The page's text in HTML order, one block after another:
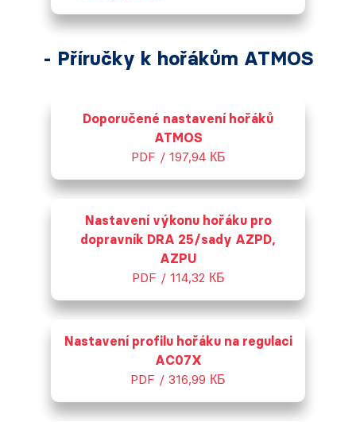
- Příručky k hořákům ATMOS
Doporučené nastavení hořáků
ATMOS
PDF / 197,94 КБ
Nastavení výkonu hořáku pro
dopravník DRA 25/sady AZPD,
AZPU
PDF / 114,32 КБ
Nastavení profilu hořáku na regulaci
AC07X
PDF / 316,99 КБ